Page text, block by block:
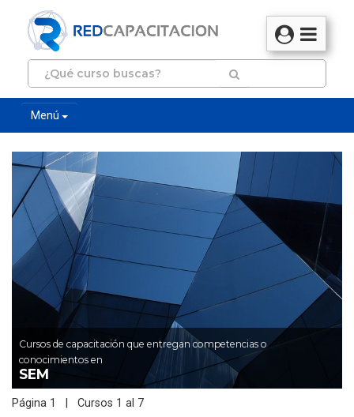
Menú
Cursos de capacitación que entregan competencias o
conocimientos en
SEM
Página 1 | Cursos 1 al 7